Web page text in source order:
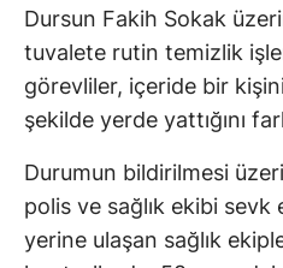
Dursun Fakih Sokak
tuvalete rutin temizlik
görevliler, içeride bir
şekilde yerde yattığını
Durumun bildirilmesi
polis ve sağlık ekibi sevk
yerine ulaşan sağlık